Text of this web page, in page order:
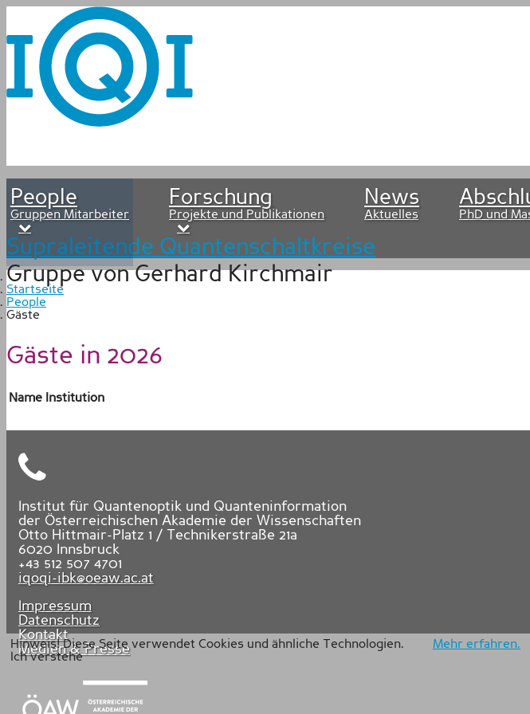
Supraleitende Quantenschaltkreise
Gruppe von Gerhard Kirchmair
People
Gruppen Mitarbeiter
Forschung
Projekte und Publikationen
News
Aktuelles PhD und
Startseite
People
Gäste
Gäste in 2026
Name Institution
Institut für Quantenoptik und Quanteninformation
der Österreichischen Akademie der Wissenschaften
Otto Hittmair-Platz 1 / Technikerstraße 21a
6020
Innsbruck
+43 512 507 4701
iqoqi-ibk@oeaw.ac.at
Impressum
Datenschutz
Kontakt
Medien & Presse
Hinweis! Diese Seite verwendet Cookies und ähnliche Technologien.
Mehr erfahren.
Ich verstehe